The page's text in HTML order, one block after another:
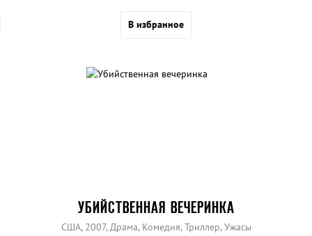
В избранное
УБИЙСТВЕННАЯ ВЕЧЕРИНКА
США, 2007, Драма, Комедия, Триллер, Ужасы